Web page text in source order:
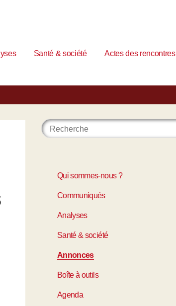
Santé & société Actes des rencontres
Qui sommes-nous ?
Communiqués
Analyses
Santé & société
Annonces
Boîte à outils
Agenda